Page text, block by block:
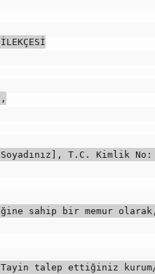
Soyadınız], T.C. Kimlik
sahip bir memur
talep ettiğiniz